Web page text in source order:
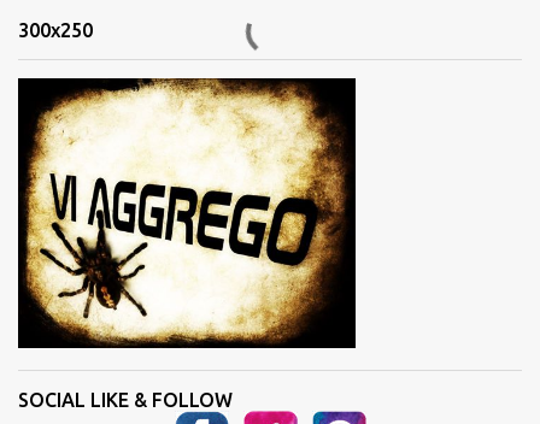
n
i
300x250
SOCIAL LIKE & FOLLOW